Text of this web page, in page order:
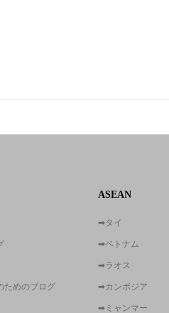
ためのブログ
ASEAN
➡タイ
➡ベトナム
➡ラオス
➡カンボジア
➡ミャンマー